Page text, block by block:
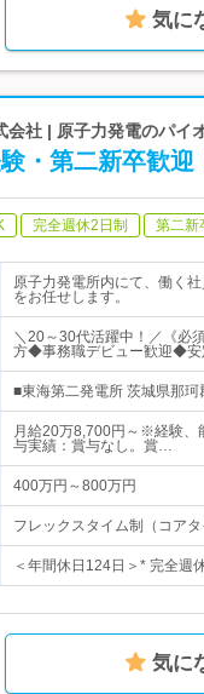
気に
会社 | 原子力発電のパ
験・第二新卒歓
完全週休2日制 第二新
原子力発電所内にて、働く
をお任せします。
＼20～30代活躍中！／《必
方◆事務職デビュー歓迎◆安
■東海第二発電所 茨城県那
月給20万8,700円～※経験、
与実績：賞与なし。賞…
400万円～800万円
フレックスタイム制（コア
＜年間休日124日＞* 完全週
気に